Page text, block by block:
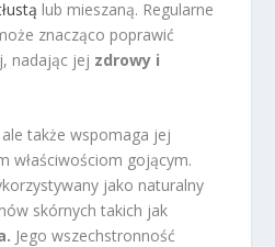
lub mieszaną. Regularne
znacząco poprawić
nadając jej zdrowy i
także wspomaga jej
właściwościom gojącym.
jako naturalny
skórnych takich jak
Jego wszechstronność